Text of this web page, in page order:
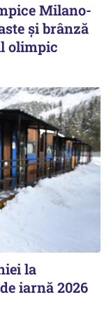
Milano-
și brânză
olimpic
la
iarnă 2026